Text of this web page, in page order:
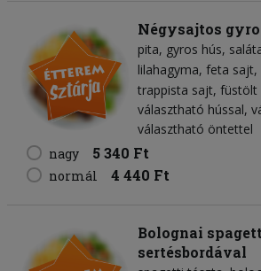
Négysajtos
pita gyros hús
lilahagyma feta sajt
trappista sajt füstölt
választható hússal,
választható öntettel
nagy
5 340 Ft
normál 4 440 Ft
Bolognai
sertésbordával